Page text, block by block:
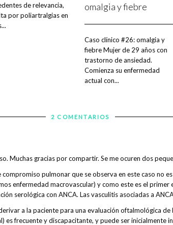
de relevancia,
por poliartralgias en
omalgia y fiebre
Caso clínico #26: omalgia y
fiebre Mujer de 29 años con
trastorno de ansiedad.
Comienza su enfermedad
actual con...
2 COMENTARIOS
Muchas gracias por compartir. Se me ocuren dos
pulmonar que se observa en este caso no
enfermedad macrovascular) y como este es el
serológica con ANCA. Las vasculitis asociadas a
a la paciente para una evaluación oftalmológica de
es frecuente y discapacitante, y puede ser inicialmente